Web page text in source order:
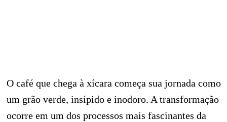
O café que chega à xícara começa sua jornada como
um grão verde, insípido e inodoro. A transformação
ocorre em um dos processos mais fascinantes da